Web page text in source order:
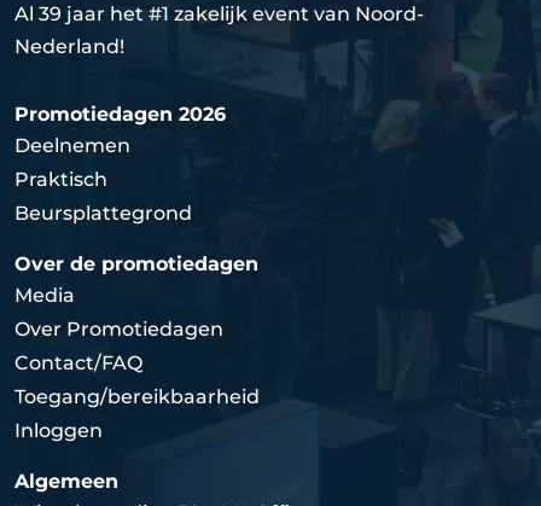
Al 39 jaar het #1 zakelijk event van Noord-
Nederland!
Promotiedagen 2026
Deelnemen
Praktisch
Beursplattegrond
Over de promotiedagen
Media
Over Promotiedagen
Contact/FAQ
Toegang/bereikbaarheid
Inloggen
Algemeen